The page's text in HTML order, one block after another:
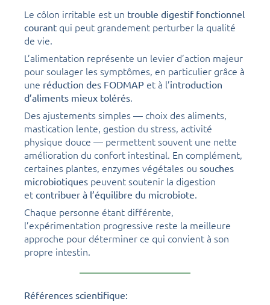
Le côlon irritable est un trouble digestif fonctionnel
courant qui peut grandement perturber la qualité
de vie.
L’alimentation représente un levier d’action majeur
pour soulager les symptômes, en particulier grâce à
une réduction des FODMAP et à l’introduction
d’aliments mieux tolérés.
Des ajustements simples — choix des aliments,
mastication lente, gestion du stress, activité
physique douce — permettent souvent une nette
amélioration du confort intestinal. En complément,
certaines plantes, enzymes végétales ou souches
microbiotiques peuvent soutenir la digestion
et contribuer à l’équilibre du microbiote.
Chaque personne étant différente,
l’expérimentation progressive reste la meilleure
approche pour déterminer ce qui convient à son
propre intestin.
Références scientifique: